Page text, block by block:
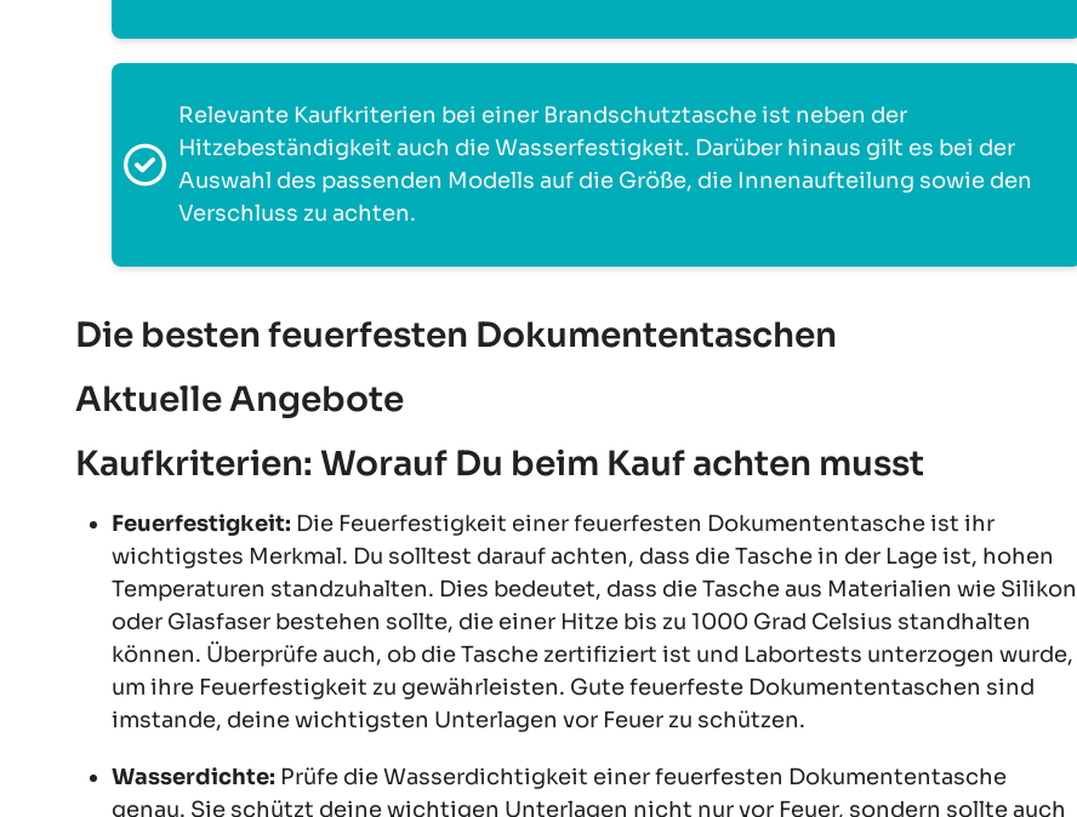
Relevante Kaufkriterien bei einer Brandschutztasche ist neben der
Hitzebeständigkeit auch die Wasserfestigkeit. Darüber hinaus gilt es bei der
Auswahl des passenden Modells auf die Größe, die Innenaufteilung sowie den
Verschluss zu achten.
Die besten feuerfesten Dokumententaschen
Aktuelle Angebote
Kaufkriterien: Worauf Du beim Kauf achten musst
Feuerfestigkeit: Die Feuerfestigkeit einer feuerfesten Dokumententasche ist ihr
wichtigstes Merkmal. Du solltest darauf achten, dass die Tasche in der Lage ist, hohen
Temperaturen standzuhalten. Dies bedeutet, dass die Tasche aus Materialien wie Silikon
oder Glasfaser bestehen sollte, die einer Hitze bis zu 1000 Grad Celsius standhalten
können. Überprüfe auch, ob die Tasche zertifiziert ist und Labortests unterzogen wurde,
um ihre Feuerfestigkeit zu gewährleisten. Gute feuerfeste Dokumententaschen sind
imstande, deine wichtigsten Unterlagen vor Feuer zu schützen.
Wasserdichte: Prüfe die Wasserdichtigkeit einer feuerfesten Dokumententasche
genau. Sie schützt deine wichtigen Unterlagen nicht nur vor Feuer, sondern sollte auch